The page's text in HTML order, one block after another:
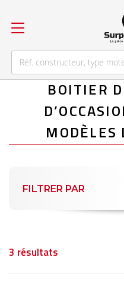
BOITIER
MODÈLES
3 résultats
FILTRER PAR